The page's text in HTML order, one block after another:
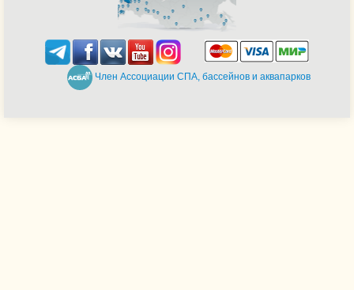
Член Ассоциации СПА, бассейнов и аквапарков